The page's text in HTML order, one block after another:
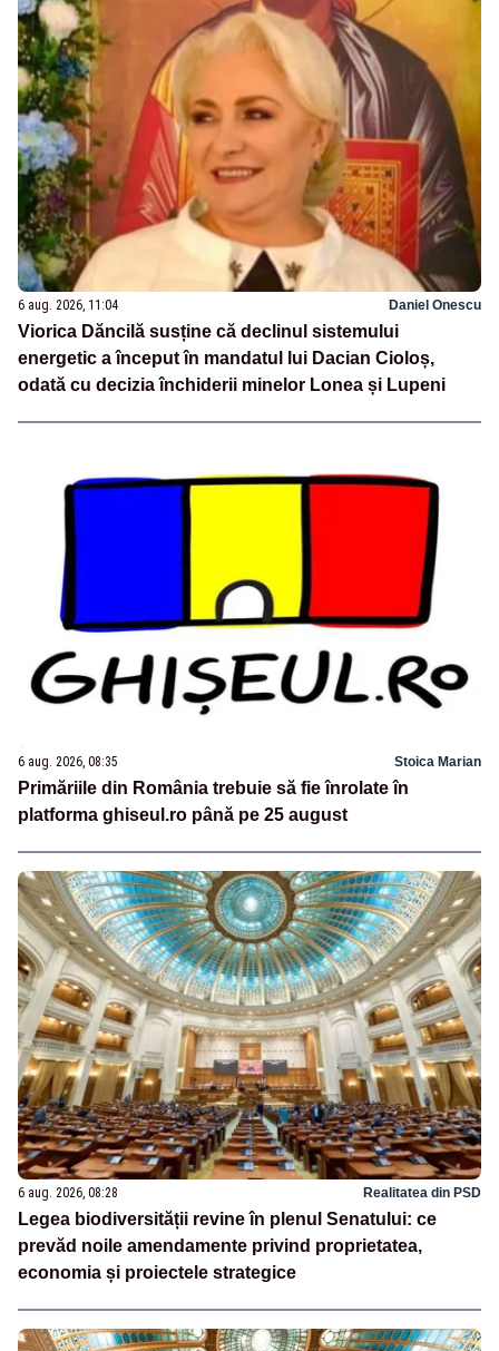
6 aug. 2026, 11:04 Daniel Onescu
Viorica Dăncilă susține că declinul sistemului
energetic a început în mandatul lui Dacian Cioloș,
odată cu decizia închiderii minelor Lonea și Lupeni
6 aug. 2026, 08:35 Stoica Marian
Primăriile din România trebuie să fie înrolate în
platforma ghiseul.ro până pe 25 august
6 aug. 2026, 08:28 Realitatea din PSD
Legea biodiversității revine în plenul Senatului: ce
prevăd noile amendamente privind proprietatea,
economia și proiectele strategice